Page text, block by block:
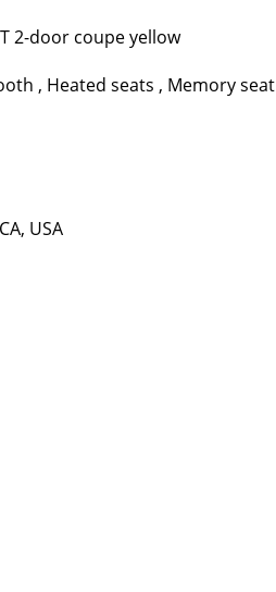
2-door coupe yellow
, Heated seats , Memory seat
USA